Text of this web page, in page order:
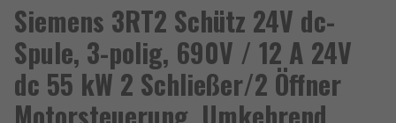
Siemens 3RT2 Schütz 24V dc-
Spule, 3-polig, 690V / 12 A 24V
dc 55 kW 2 Schließer/2 Öffner